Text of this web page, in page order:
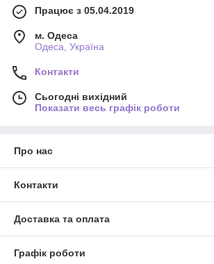
Працює з 05.04.2019
м. Одеса
Одеса, Україна
Контакти
Сьогодні вихідний
Показати весь графік роботи
Про нас
Контакти
Доставка та оплата
Графік роботи